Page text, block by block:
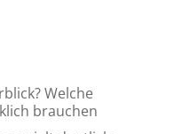
Welche
brauchen